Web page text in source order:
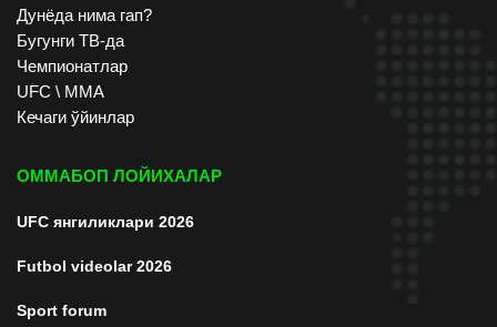
Дунёда нима гап?
Бугунги ТВ-да
Чемпионатлар
UFC \ ММА
Кечаги ўйинлар
ОММАБОП ЛОЙИХАЛАР
UFC янгиликлари 2026
Futbol videolar 2026
Sport forum